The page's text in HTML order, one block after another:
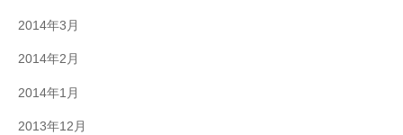
2014年3月
2014年2月
2014年1月
2013年12月